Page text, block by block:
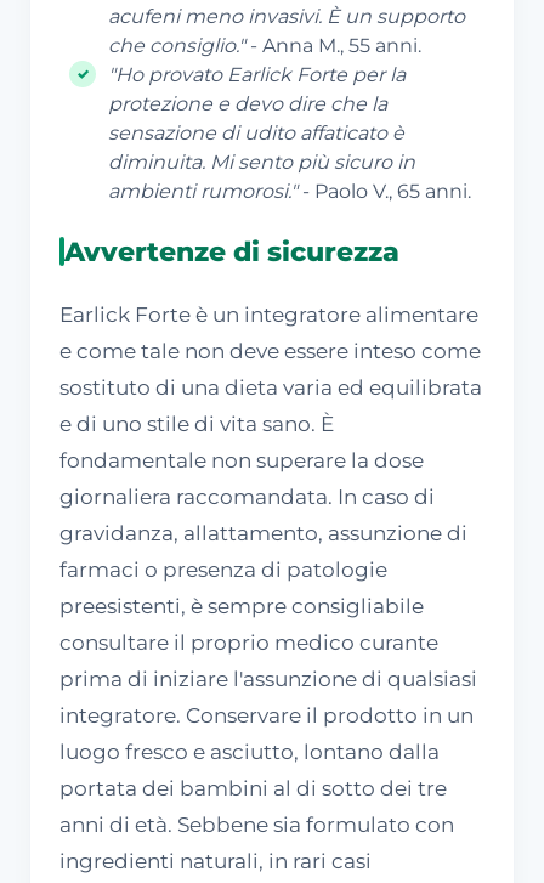
acufeni meno invasivi. È un supporto
che consiglio."- Anna M., 55 anni.
"Ho provato Earlick Forte per la
protezione e devo dire che la
sensazione di udito affaticato è
diminuita. Mi sento più sicuro in
ambienti rumorosi."- Paolo V., 65 anni.
Avvertenze di sicurezza
Earlick Forte è un integratore alimentare
e come tale non deve essere inteso come
sostituto di una dieta varia ed equilibrata
e di uno stile di vita sano. È
fondamentale non superare la dose
giornaliera raccomandata. In caso di
gravidanza, allattamento, assunzione di
farmaci o presenza di patologie
preesistenti, è sempre consigliabile
consultare il proprio medico curante
prima di iniziare l'assunzione di qualsiasi
integratore. Conservare il prodotto in un
luogo fresco e asciutto, lontano dalla
portata dei bambini al di sotto dei tre
anni di età. Sebbene sia formulato con
ingredienti naturali, in rari casi